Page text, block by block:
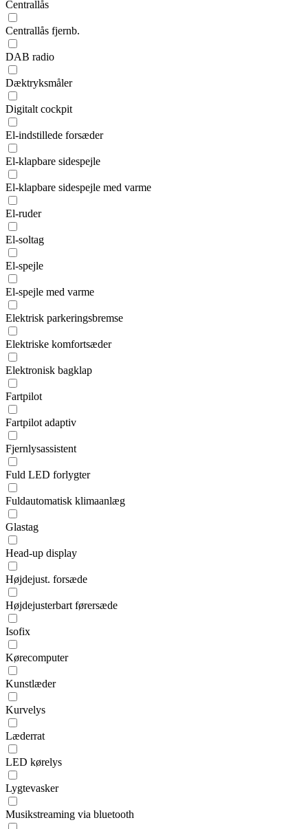
Centrallås
Centrallås fjernb.
DAB radio
Dæktryksmåler
Digitalt cockpit
El-indstillede forsæder
El-klapbare sidespejle
El-klapbare sidespejle med varme
El-ruder
El-soltag
El-spejle
El-spejle med varme
Elektrisk parkeringsbremse
Elektriske komfortsæder
Elektronisk bagklap
Fartpilot
Fartpilot adaptiv
Fjernlysassistent
Fuld LED forlygter
Fuldautomatisk klimaanlæg
Glastag
Head-up display
Højdejust. forsæde
Højdejusterbart førersæde
Isofix
Kørecomputer
Kunstlæder
Kurvelys
Læderrat
LED kørelys
Lygtevasker
Musikstreaming via bluetooth